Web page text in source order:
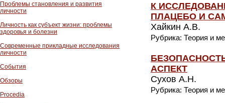
Проблемы становления и развития
личности
Личность как субъект жизни: проблемы
здоровья и болезни
Современные прикладные исследования
личности
События
Обзоры
Procedia
К
ПЛАЦЕБО И
Хайкин А.В.
Рубрика: Теория и
АСПЕКТ
Сухов А.Н.
Рубрика: Теория и